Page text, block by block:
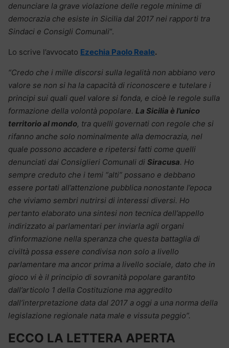
denunciare la grave violazione delle regole minime di
democrazia che esiste in Sicilia dal 2017 nei rapporti tra
Sindaci e Consigli Comunali“.
Lo scrive l’avvocato Ezechia Paolo Reale.
“Credo che i mille discorsi sulla legalità non abbiano vero
valore se non si ha la capacità di riconoscere e tutelare i
principi sui quali quel valore si fonda, e cioè le regole sulla
formazione della volontà popolare. La Sicilia è l’unico
territorio al mondo, tra quelli governati con regole che si
rifanno anche solo nominalmente alla democrazia, nel
quale possono accadere e ripetersi fatti come quelli
denunciati dai Consiglieri Comunali di Siracusa. Ho
sempre creduto che i temi “alti” possano e debbano
essere portati all’attenzione pubblica nonostante l’epoca
che viviamo sembri nutrirsi di interessi diversi. Ho
pertanto elaborato una sintesi non tecnica dell’appello
indirizzato ai parlamentari per inviarla agli organi
d’informazione nella speranza che questa battaglia di
civiltà possa essere condivisa non solo a livello
parlamentare ma ancor prima a livello sociale, dato che in
gioco vi è il principio di sovranità popolare garantito
dall’articolo 1 della Costituzione ma aggredito
dall’interpretazione data dal 2017 a oggi a una norma della
legislazione regionale nata male e vissuta peggio”.
ECCO LA LETTERA APERTA